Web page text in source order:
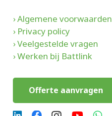
› Algemene voorwaarden
› Privacy policy
› Veelgestelde vragen
› Werken bij Battlink
Offerte aanvragen